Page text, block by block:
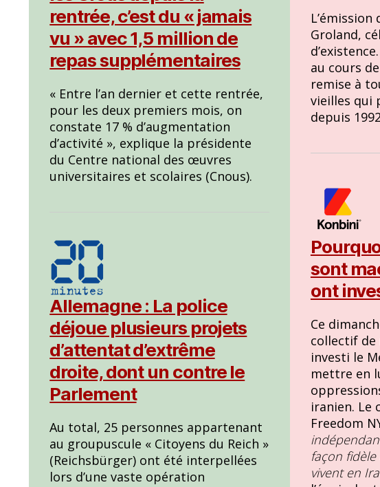
rentrée, c’est du « jamais
vu » avec 1,5 million de
repas supplémentaires
« Entre l’an dernier et cette rentrée,
pour les deux premiers mois, on
constate 17 % d’augmentation
d’activité », explique la présidente
du Centre national des œuvres
universitaires et scolaires (Cnous).
Allemagne : La police
déjoue plusieurs projets
d’attentat d’extrême
droite, dont un contre le
Parlement
Au total, 25 personnes appartenant
au groupuscule « Citoyens du Reich »
(Reichsbürger) ont été interpellées
lors d’une vaste opération
L’émission
Groland,
au cours
remise à
vieilles qui
depuis 1992
sont
ont
Ce
collectif de
investi le
mettre en
iranien. Le
Freedom
façon
vivent en